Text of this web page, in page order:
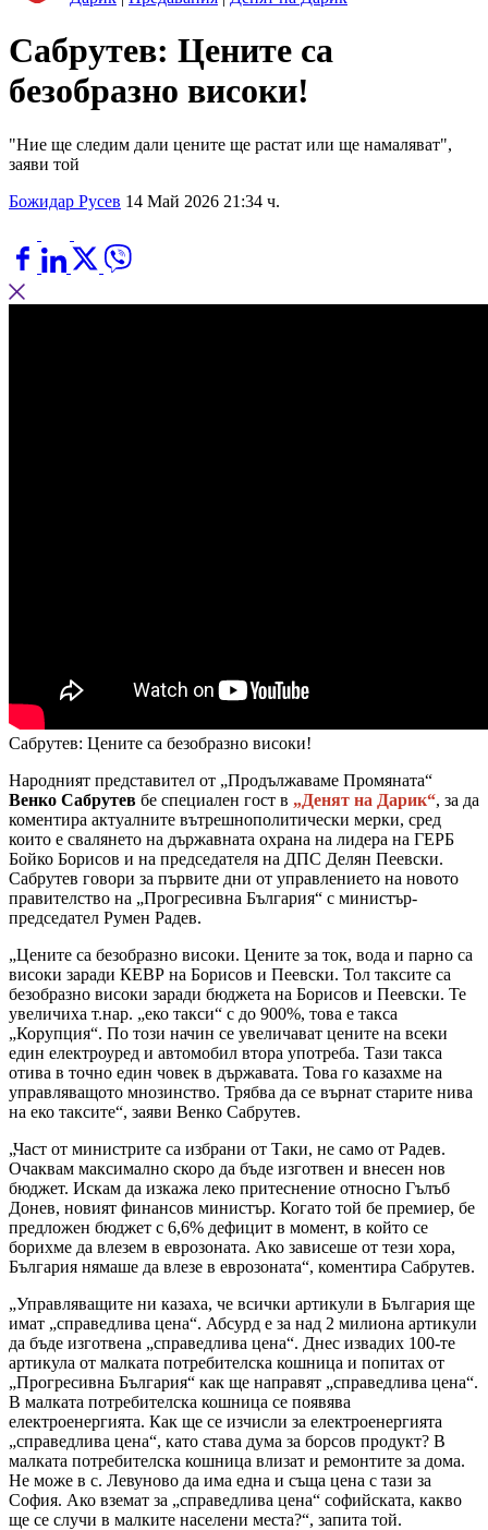
Сабрутев: Цените са
безобразно високи!
"Ние ще следим дали цените ще растат или ще намаляват",
заяви той
Божидар Русев 14 Май 2026 21:34 ч.
Сабрутев: Цените са безобразно високи!
Народният представител от „Продължаваме Промяната“
Венко Сабрутев бе специален гост в „Денят на Дарик“, за да
коментира актуалните вътрешнополитически мерки, сред
които е свалянето на държавната охрана на лидера на ГЕРБ
Бойко Борисов и на председателя на ДПС Делян Пеевски.
Сабрутев говори за първите дни от управлението на новото
правителство на „Прогресивна България“ с министър-
председател Румен Радев.
„Цените са безобразно високи. Цените за ток, вода и парно са
високи заради КЕВР на Борисов и Пеевски. Тол таксите са
безобразно високи заради бюджета на Борисов и Пеевски. Те
увеличиха т.нар. „еко такси“ с до 900%, това е такса
„Корупция“. По този начин се увеличават цените на всеки
един електроуред и автомобил втора употреба. Тази такса
отива в точно един човек в държавата. Това го казахме на
управляващото мнозинство. Трябва да се върнат старите нива
на еко таксите“, заяви Венко Сабрутев.
„Част от министрите са избрани от Таки, не само от Радев.
Очаквам максимално скоро да бъде изготвен и внесен нов
бюджет. Искам да изкажа леко притеснение относно Гълъб
Донев, новият финансов министър. Когато той бе премиер, бе
предложен бюджет с 6,6% дефицит в момент, в който се
борихме да влезем в еврозоната. Ако зависеше от тези хора,
България нямаше да влезе в еврозоната“, коментира Сабрутев.
„Управляващите ни казаха, че всички артикули в България ще
имат „справедлива цена“. Абсурд е за над 2 милиона артикули
да бъде изготвена „справедлива цена“. Днес извадих 100-те
артикула от малката потребителска кошница и попитах от
„Прогресивна България“ как ще направят „справедлива цена“.
В малката потребителска кошница се появява
електроенергията. Как ще се изчисли за електроенергията
„справедлива цена“, като става дума за борсов продукт? В
малката потребителска кошница влизат и ремонтите за дома.
Не може в с. Левуново да има една и съща цена с тази за
София. Ако вземат за „справедлива цена“ софийската, какво
ще се случи в малките населени места?“, запита той.